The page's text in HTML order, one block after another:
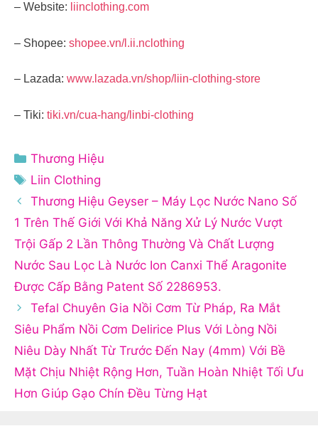
– Website: liinclothing.com
– Shopee: shopee.vn/l.ii.nclothing
– Lazada: www.lazada.vn/shop/liin-clothing-store
– Tiki: tiki.vn/cua-hang/linbi-clothing
Danh
mục
Thương Hiệu
Thẻ
Liin Clothing
Thương Hiệu Geyser – Máy Lọc Nước Nano Số
1 Trên Thế Giới Với Khả Năng Xử Lý Nước Vượt
Trội Gấp 2 Lần Thông Thường Và Chất Lượng
Nước Sau Lọc Là Nước Ion Canxi Thể Aragonite
Được Cấp Bằng Patent Số 2286953.
Tefal Chuyên Gia Nồi Cơm Từ Pháp, Ra Mắt
Siêu Phẩm Nồi Cơm Delirice Plus Với Lòng Nồi
Niêu Dày Nhất Từ Trước Đến Nay (4mm) Với Bề
Mặt Chịu Nhiệt Rộng Hơn, Tuần Hoàn Nhiệt Tối Ưu
Hơn Giúp Gạo Chín Đều Từng Hạt